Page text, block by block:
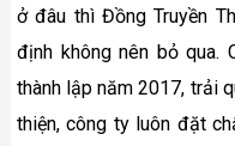
ở đâu thì Đồng Truyền
định không nên bỏ qua.
thành lập năm 2017, trải
thiện, công ty luôn đặt